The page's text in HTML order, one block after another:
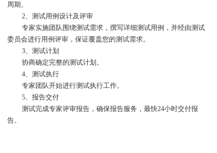
周期。
2、测试用例设计及评审
专家实施团队围绕测试需求，撰写详细测试用例，并经由测试
委员会进行用例评审，保证覆盖您的测试需求。
3、测试计划
协商确定完整的测试计划。
4、测试执行
专家团队开始进行测试执行工作。
5、报告交付
测试完成专家评审报告，确保报告服务，最快24小时交付报
告。